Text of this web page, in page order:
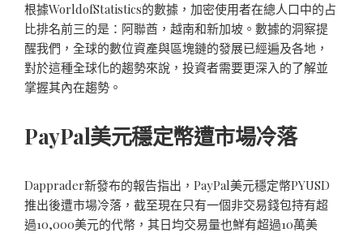
根據WorldofStatistics的數據，加密使用者在總人口中的占
比排名前三的是：阿聯酋，越南和新加坡。數據的洞察提
醒我們，全球的數位資產與區塊鏈的發展已經遍及各地，
對於這種全球化的趨勢來說，投資者需要更深入的了解並
掌握其內在趨勢。
PayPal美元穩定幣遭市場冷落
Dapprader新發布的報告指出，PayPal美元穩定幣PYUSD
推出後遭市場冷落，截至現在只有一個非交易錢包持有超
過10,000美元的代幣，其日均交易量也鮮有超過10萬美